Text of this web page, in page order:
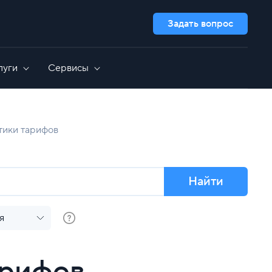
Задать вопрос
Nextcloud
Все приложения
Сервисы
тарифов
Найти